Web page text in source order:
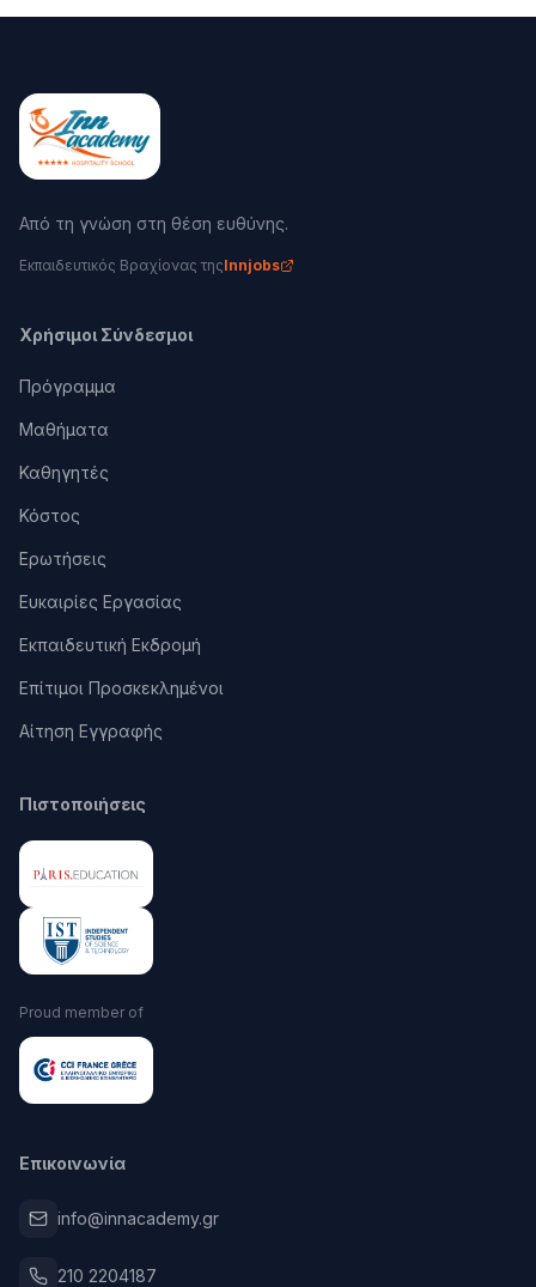
Από τη γνώση στη θέση ευθύνης.
Εκπαιδευτικός Βραχίονας τηςInnjobs
Χρήσιμοι Σύνδεσμοι
Πρόγραμμα
Μαθήματα
Καθηγητές
Κόστος
Ερωτήσεις
Ευκαιρίες Εργασίας
Εκπαιδευτική Εκδρομή
Επίτιμοι Προσκεκλημένοι
Αίτηση Εγγραφής
Πιστοποιήσεις
Proud member of
Επικοινωνία
info@innacademy.gr
210 2204187